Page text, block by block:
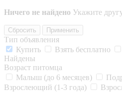
Ничего не найдено Укажите
Сбросить Применить
Тип объявления
Купить
Взять бесплатно
Найдены
Возраст питомца
Малыш (до 6 месяцев)
Взрослеющий (1-3 года)